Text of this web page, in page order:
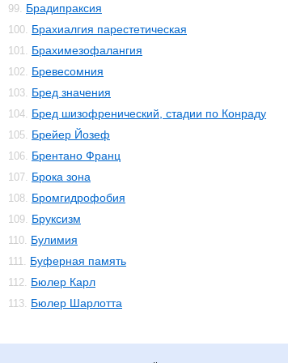
99. Брадипраксия
100. Брахиалгия парестетическая
101. Брахимезофалангия
102. Бревесомния
103. Бред значения
104. Бред шизофренический, стадии по Конраду
105. Брейер Йозеф
106. Брентано Франц
107. Брока зона
108. Бромгидрофобия
109. Бруксизм
110. Булимия
111. Буферная память
112. Бюлер Карл
113. Бюлер Шарлотта